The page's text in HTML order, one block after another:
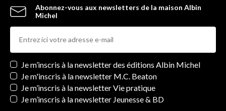
Abonnez-vous aux newsletters de la maison Albin
Michel
Newsletters
Je m’inscris à la newsletter des éditions Albin Michel
Je m'inscris à la newsletter M.C. Beaton
Je m’inscris à la newsletter Vie pratique
Je m’inscris à la newsletter Jeunesse & BD